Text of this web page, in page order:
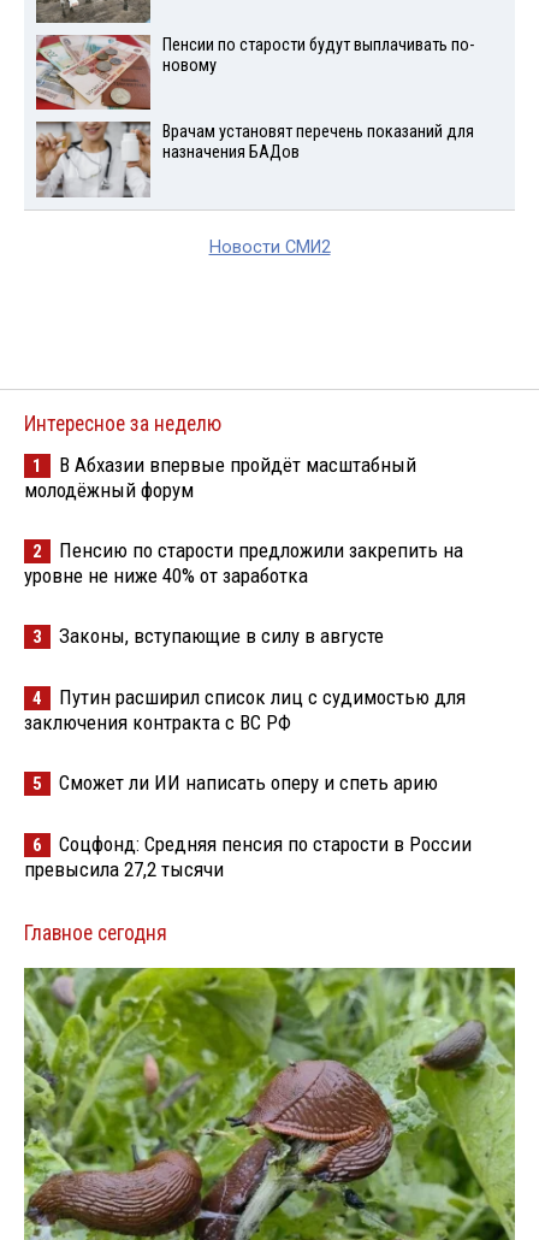
Пенсии по старости будут выплачивать по-
новому
Врачам установят перечень показаний для
назначения БАДов
Новости СМИ2
Интересное за неделю
1
В Абхазии впервые пройдёт масштабный
молодёжный форум
2
Пенсию по старости предложили закрепить на
уровне не ниже 40% от заработка
3 Законы, вступающие в силу в августе
4
Путин расширил список лиц с судимостью для
заключения контракта с ВС РФ
5 Сможет ли ИИ написать оперу и спеть арию
6
Соцфонд: Средняя пенсия по старости в России
превысила 27,2 тысячи
Главное сегодня